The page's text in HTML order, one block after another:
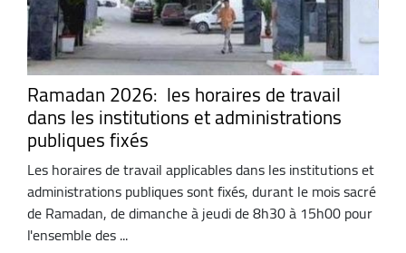
Ramadan 2026: les horaires de travail
dans les institutions et administrations
publiques fixés
Les horaires de travail applicables dans les institutions et
administrations publiques sont fixés, durant le mois sacré
de Ramadan, de dimanche à jeudi de 8h30 à 15h00 pour
l'ensemble des ...